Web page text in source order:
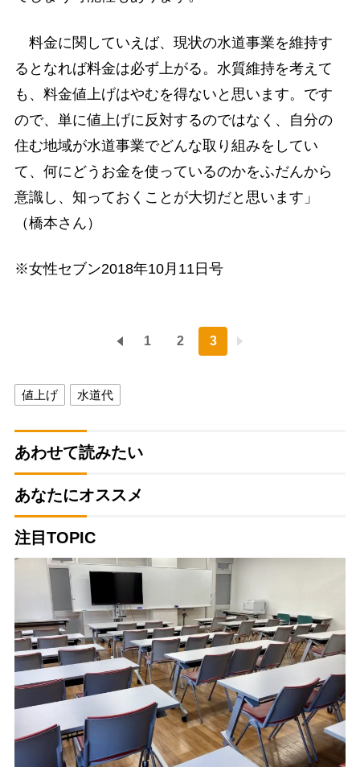
料金に関していえば、現状の水道事業を維持す
るとなれば料金は必ず上がる。水質維持を考えて
も、料金値上げはやむを得ないと思います。です
ので、単に値上げに反対するのではなく、自分の
住む地域が水道事業でどんな取り組みをしてい
て、何にどうお金を使っているのかをふだんから
意識し、知っておくことが大切だと思います」
（橋本さん）
※女性セブン2018年10月11日号
1 2 3
値上げ 水道代
あわせて読みたい
あなたにオススメ
注目TOPIC